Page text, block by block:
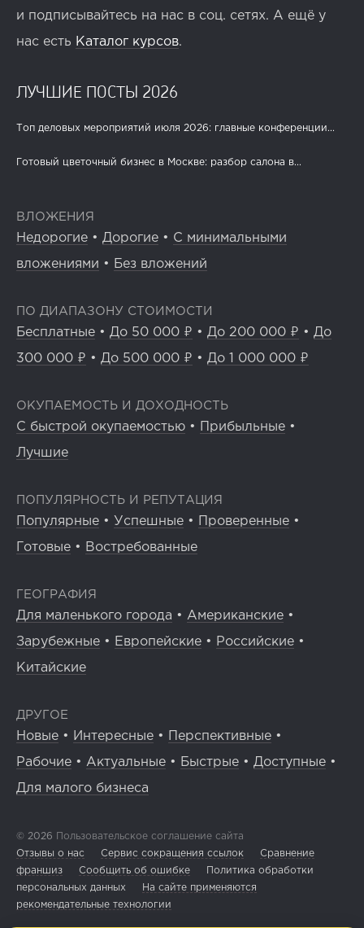
и подписывайтесь на нас в соц. сетях. А ещё у
нас есть Каталог курсов.
ЛУЧШИЕ ПОСТЫ 2026
Топ деловых мероприятий июля 2026: главные конференции...
Готовый цветочный бизнес в Москве: разбор салона в...
ВЛОЖЕНИЯ
Недорогие • Дорогие • С минимальными
вложениями • Без вложений
ПО ДИАПАЗОНУ СТОИМОСТИ
Бесплатные • До 50 000 ₽ • До 200 000 ₽ • До
300 000 ₽ • До 500 000 ₽ • До 1 000 000 ₽
ОКУПАЕМОСТЬ И ДОХОДНОСТЬ
С быстрой окупаемостью • Прибыльные •
Лучшие
ПОПУЛЯРНОСТЬ И РЕПУТАЦИЯ
Популярные • Успешные • Проверенные •
Готовые • Востребованные
ГЕОГРАФИЯ
Для маленького города • Американские •
Зарубежные • Европейские • Российские •
Китайские
ДРУГОЕ
Новые • Интересные • Перспективные •
Рабочие • Актуальные • Быстрые • Доступные •
Для малого бизнеса
© 2026 Пользовательское соглашение сайта
Отзывы о нас
Сервис сокращения ссылок
Сравнение
франшиз
Сообщить об ошибке
Политика обработки
персональных данных
На сайте применяются
рекомендательные технологии